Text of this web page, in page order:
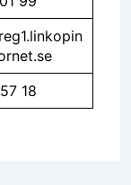
18